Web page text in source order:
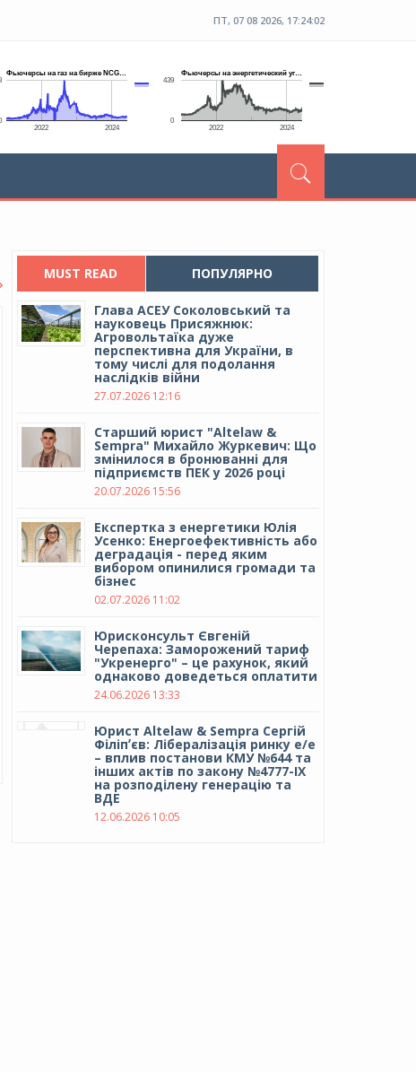
ПТ, 07 08 2026, 17:24:03
MUST READ ПОПУЛЯРНО
Глава АСЕУ Соколовський та
науковець Присяжнюк:
Агровольтаїка дуже
перспективна для України, в
тому числі для подолання
наслідків війни
27.07.2026 12:16
Cтарший юрист "Altelaw &
Sempra" Михайло Журкевич: Що
змінилося в бронюванні для
підприємств ПЕК у 2026 році
20.07.2026 15:56
Експертка з енергетики Юлія
Усенко: Енергоефективність або
деградація - перед яким
вибором опинилися громади та
бізнес
02.07.2026 11:02
Юрисконсульт Євгеній
Черепаха: Заморожений тариф
"Укренерго" – це рахунок, який
однаково доведеться оплатити
24.06.2026 13:33
Юрист Altelaw & Sempra Сергій
Філіпʼєв: Лібералізація ринку е/е
– вплив постанови КМУ №644 та
інших актів по закону №4777-IX
на розподілену генерацію та
ВДЕ
12.06.2026 10:05